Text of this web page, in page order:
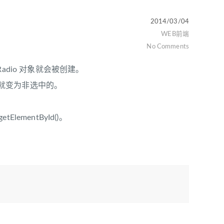
2014/03/04
WEB前端
No Comments
对象就会被创建。
为非选中的。
。